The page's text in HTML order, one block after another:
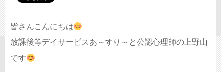
皆さんこんにちは
放課後等デイサービスあ～すり～と公認心理師の上野山
です